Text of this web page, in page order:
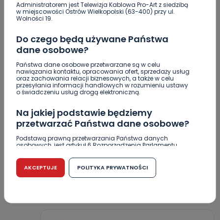
Administratorem jest Telewizja Kablowa Pro-Art z siedzibą
w miejscowości Ostrów Wielkopolski (63-400) przy ul.
Wolności 19.
Do czego będą używane Państwa
dane osobowe?
Państwa dane osobowe przetwarzane są w celu
nawiązania kontaktu, opracowania ofert, sprzedaży usług
oraz zachowania relacji biznesowych, a także w celu
przesyłania informacji handlowych w rozumieniu ustawy
o świadczeniu usług drogą elektroniczną.
Na jakiej podstawie będziemy
przetwarzać Państwa dane osobowe?
Podstawą prawną przetwarzania Państwa danych
osobowych, jest artykuł 6 Rozporządzenia Parlamentu
r. w sprawie ochrony osób fizycznych w związku z
przetwarzaniem danych osobowych w sprawie
swobodnego przepływu takich danych oraz uchylenia
dyrektywy 95/46/WE (RODO).
Czy jest możliwość cofnięcia zgody?
AKCEPTUJE POLITYKA PRYWATNOŚCI
lepszego seoznu
na „Dziady”
KOMENTARZE (11)
T Tester
Test cenzury